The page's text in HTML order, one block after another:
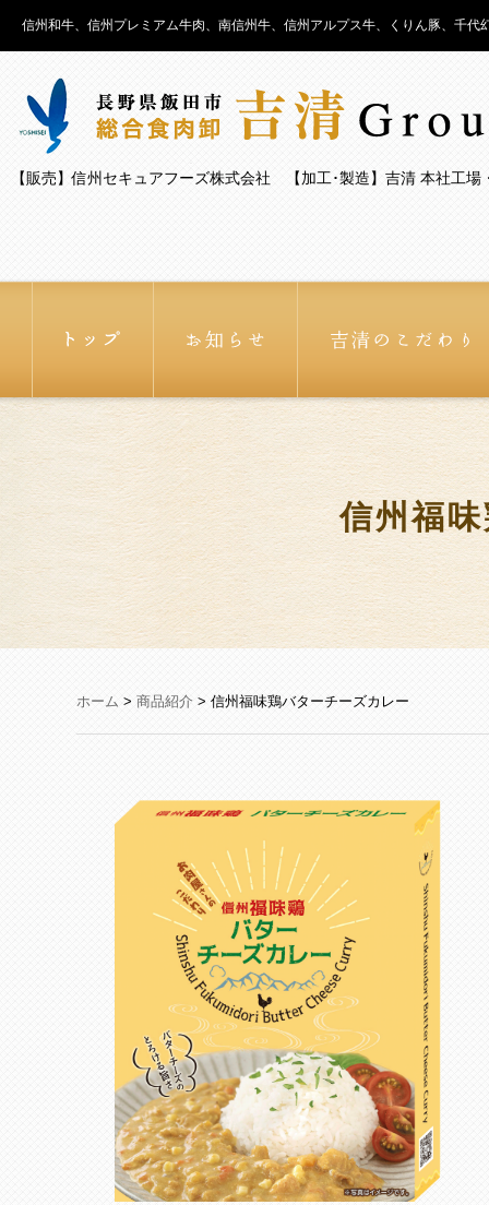
信州和牛、信州プレミアム牛肉、南信州牛、信州アルプス牛、くりん豚、千代
【販売】信州セキュアフーズ株式会社 【加工･製造】吉清 本社工場
信州福
ホーム > 商品紹介 > 信州福味鶏バターチーズカレー